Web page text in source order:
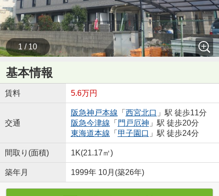
1 / 10
基本情報
賃料 5.6万円
交通
阪急神戸本線 「 西宮北口 」駅 徒歩11分
阪急今津線 「 門戸厄神 」駅 徒歩20分
東海道本線 「 甲子園口 」駅 徒歩24分
間取り(面積) 1K(21.17㎡)
築年月 1999年 10月(築26年)